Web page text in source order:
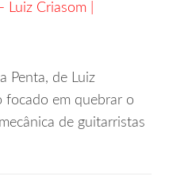
Criasom |
Penta, de Luiz
focado em quebrar o
de guitarristas